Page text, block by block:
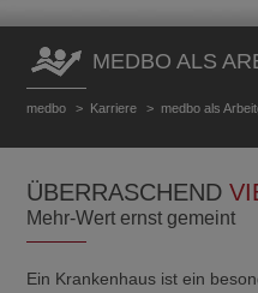
MEDBO ALS
medbo Karriere medbo als
ÜBERRASCHEND
Mehr-Wert ernst gemeint
Ein Krankenhaus ist ein